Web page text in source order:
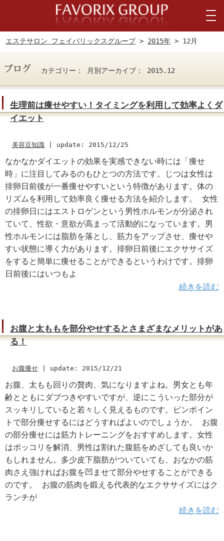
エステサロン フェイバリックスグループ> 2015年 > 12月
カテゴリー： 月別アーカイブ： 2015.12
生理前は痩せやすい！タイミングを利用して効率よくダ
イエット
美容豆知識 update: 2015/12/25
なかなかダイエットの効果を実感できない時には「痩せ
時」に注目してみるのもひとつの方法です。じつは女性は
排卵日前後が一番痩せやすいという特徴があります。体の
リズムを利用して効率良く痩せる方法を紹介します。 女性
の排卵日にはエストロゲンという男性ホルモンが分泌され
ていて、性欲・意欲が高まって活動的になっています。男
性ホルモンには脂肪を落とし、筋力をアップさせ、痩せや
すい状態に導く力があります。排卵日前後にエクササイズ
をすると簡単に痩せることができるというわけです。排卵
日前後にはいつもよ
続きを読む
お腹と太ももを部分やせするとさまざまなメリットがあ
る！
お腹痩せ update: 2015/12/21
お腹、太もも回りの贅肉、気になりますよね。男女とも年
齢とともにダブつきやすいですが、逆にこういった部分が
スッキリしていると若々しく見えるものです。ピンポイン
トで部分痩せするにはどうすればよいのでしょうか。 お腹
の部分痩せには筋力トレーニングをおすすめします。女性
はポッコリを解消、男性は割れた腹筋をめざしても良いか
もしれません。多少皮下脂肪がついていても、おなかの筋
肉さえ強ければお腹を凹ませて部分やせすることができる
のです。 お腹の筋肉を鍛える代表的なエクササイズにはク
ランチが
続きを読む